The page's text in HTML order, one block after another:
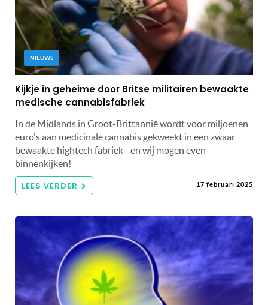
NIEUWS
Kijkje in geheime door Britse militairen bewaakte
medische cannabisfabriek
In de Midlands in Groot-Brittannië wordt voor miljoenen
euro's aan medicinale cannabis gekweekt in een zwaar
bewaakte hightech fabriek - en wij mogen even
binnenkijken!
LEES VERDER 17 februari 2025